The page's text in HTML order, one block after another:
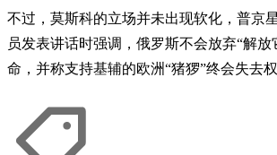
不过，莫斯科的立场并未出现软化，普京
员发表讲话时强调，俄罗斯不会放弃“解放
命，并称支持基辅的欧洲“猪猡”终会失去权